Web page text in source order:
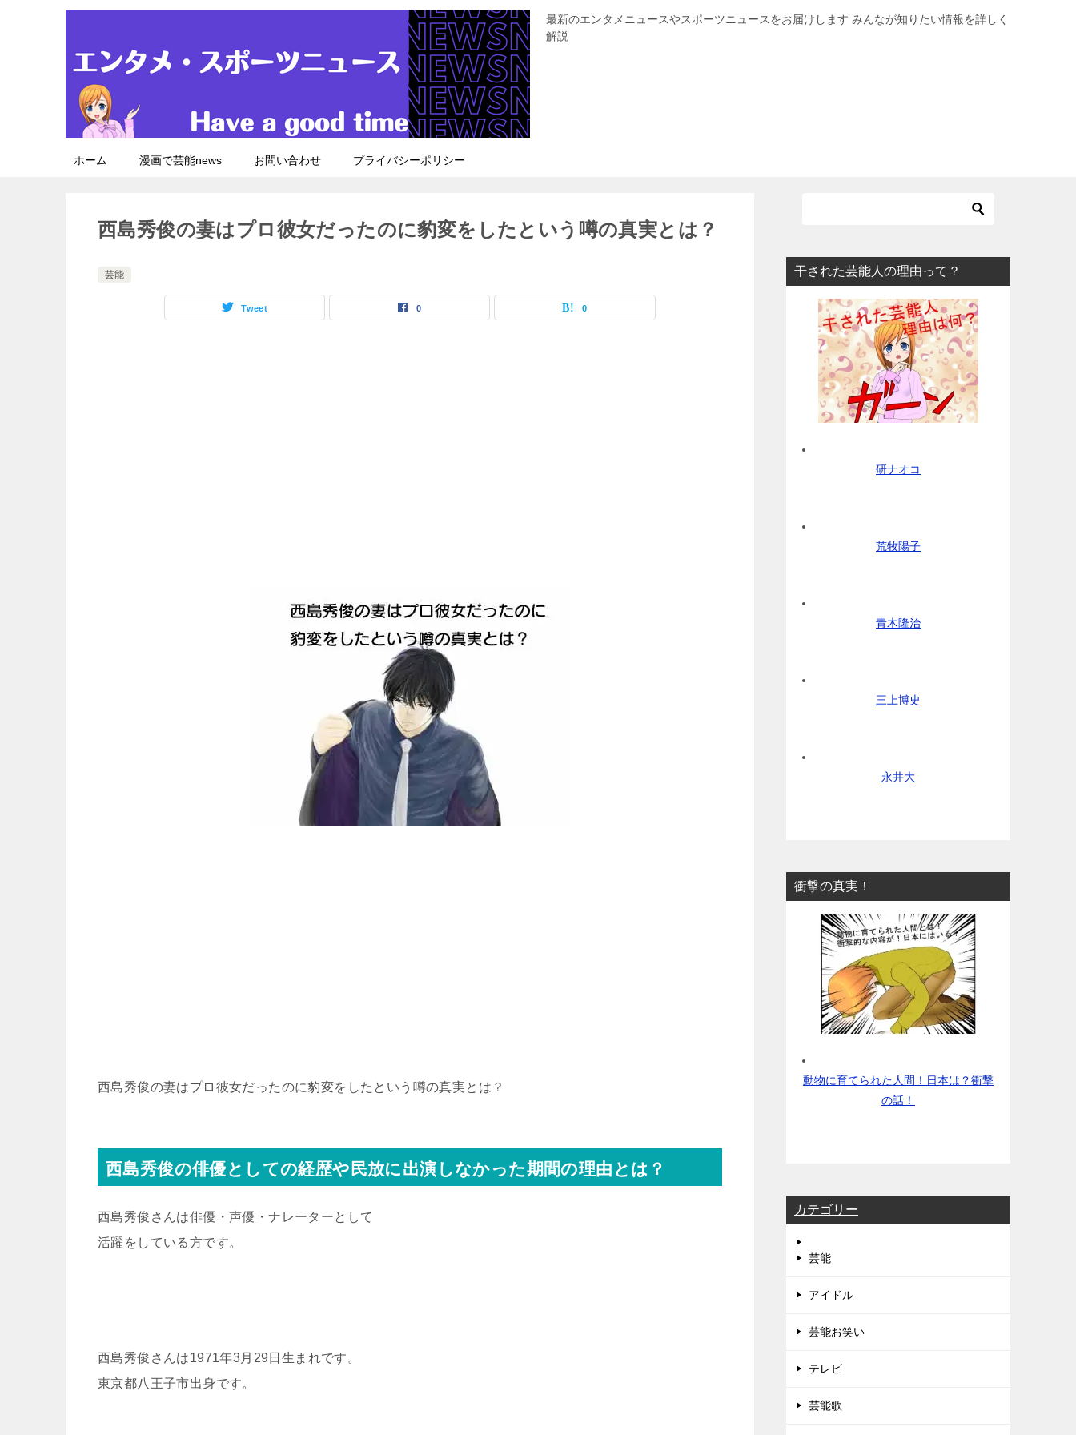
最新のエンタメニュースやスポーツニュースをお届けします みんなが知りたい情報を詳しく
解説
ホーム 漫画で芸能news お問い合わせ プライバシーポリシー
西島秀俊の妻はプロ彼女だったのに豹変をしたという噂の真実とは？
芸能
Tweet 0 0
西島秀俊の妻はプロ彼女だったのに豹変をしたという噂の真実とは？
西島秀俊の俳優としての経歴や民放に出演しなかった期間の理由とは？
西島秀俊さんは俳優・声優・ナレーターとして
活躍をしている方です。
西島秀俊さんは1971年3月29日生まれです。
東京都八王子市出身です。
干された芸能人の理由って？
研ナオコ
荒牧陽子
青木隆治
三上博史
永井大
衝撃の真実！
動物に育てられた人間！日本は？衝撃
の話！
カテゴリー
芸能
アイドル
芸能お笑い
テレビ
芸能歌